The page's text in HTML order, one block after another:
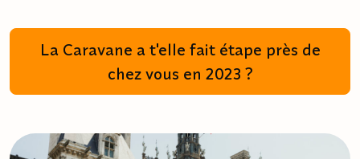
La Caravane a t'elle fait étape près de
chez vous en 2023 ?